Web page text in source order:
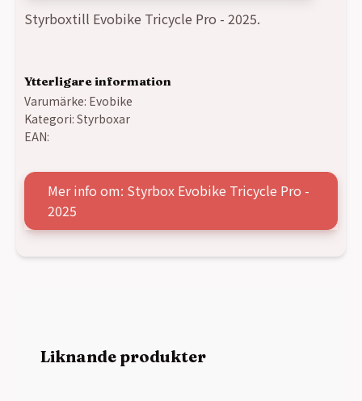
Styrboxtill Evobike Tricycle Pro - 2025.
Ytterligare information
Varumärke: Evobike
Kategori: Styrboxar
EAN:
Mer info om: Styrbox Evobike Tricycle Pro -
2025
Liknande produkter